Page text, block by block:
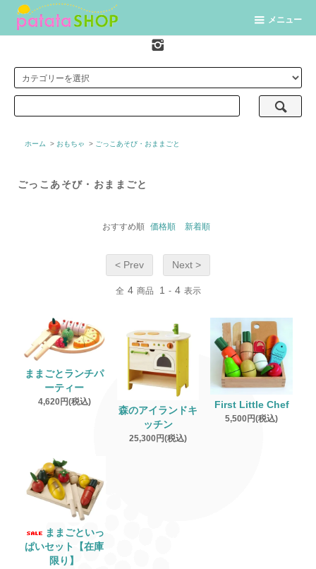
メニュー
ホーム > おもちゃ > ごっこあそび・おままごと
ごっこあそび・おままごと
おすすめ順 価格順 新着順
< Prev Next >
全 4 商品 1 - 4 表示
ままごとランチパ
ーティー
4,620円(税込)
森のアイランドキ
ッチン
25,300円(税込)
First Little Chef
5,500円(税込)
ままごといっ
ぱいセット【在庫
限り】